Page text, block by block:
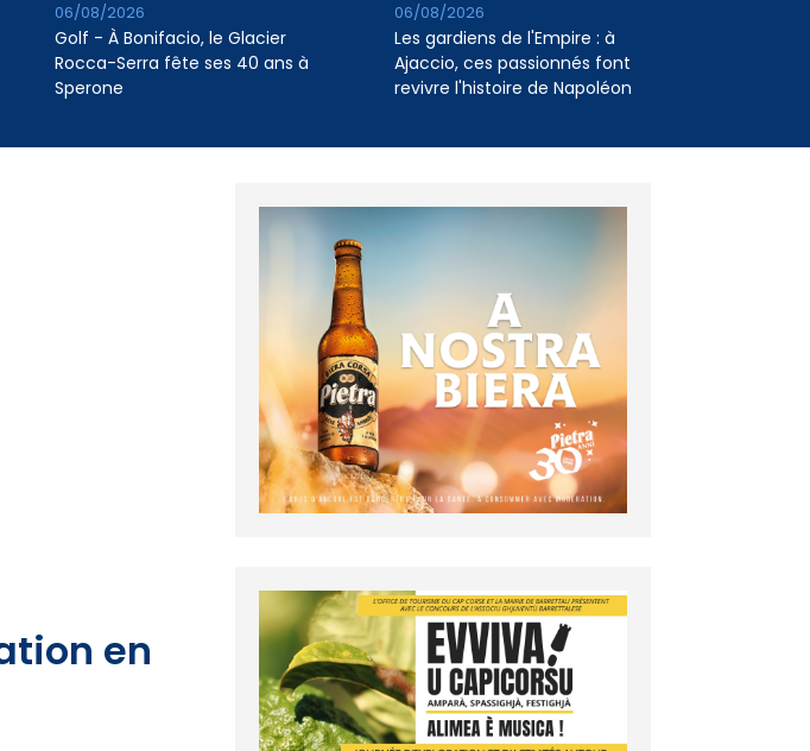
Golf - À Bonifacio, le Glacier
Rocca-Serra fête ses 40 ans à
Sperone
06/08/2026
Les gardiens de l'Empire : à
Ajaccio, ces passionnés font
revivre l'histoire de Napoléon
06/08/2026
en